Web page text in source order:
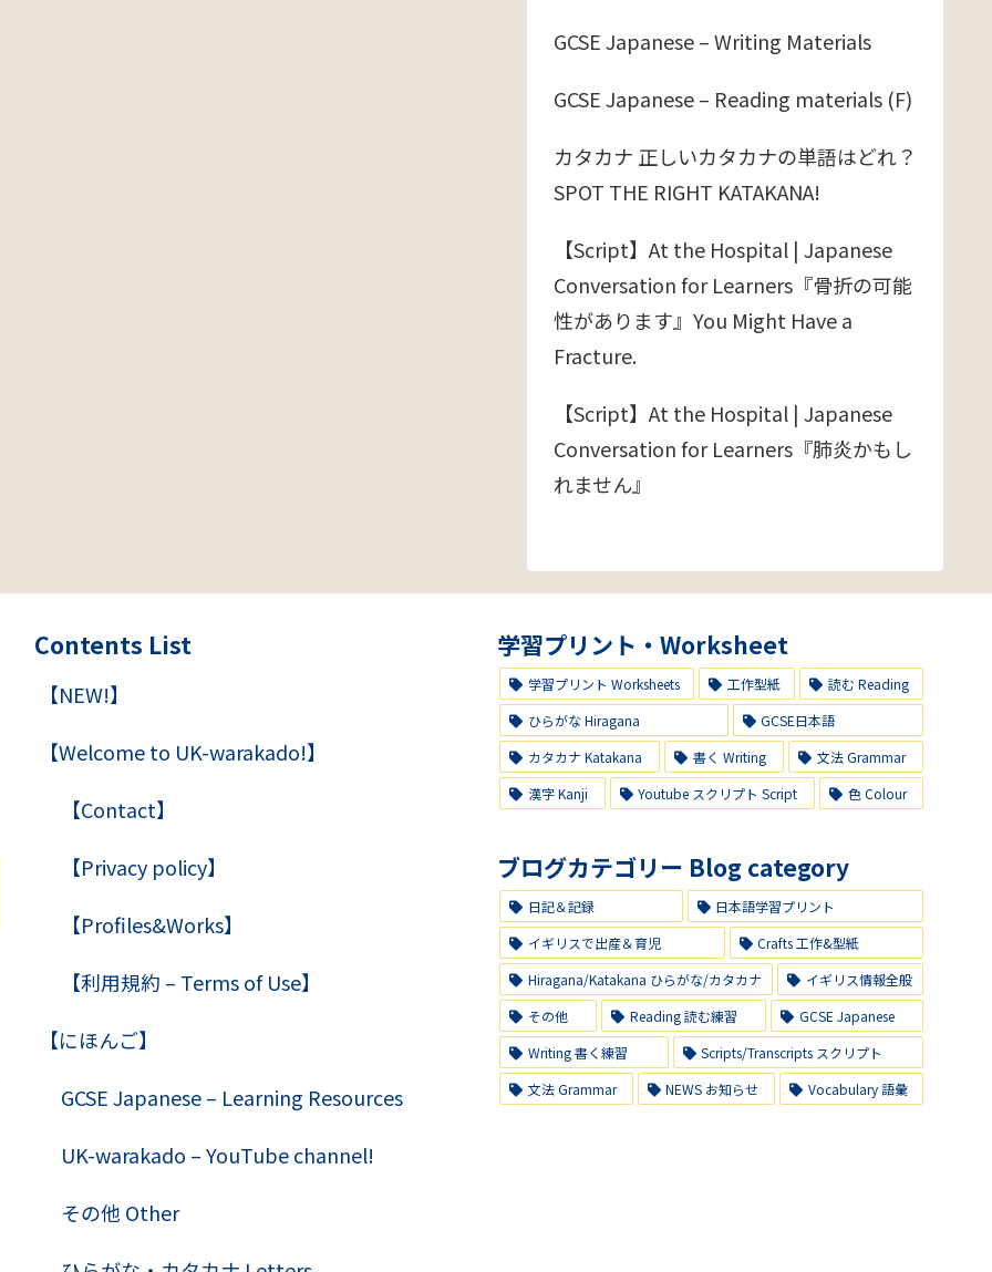
GCSE Japanese – Writing Materials
GCSE Japanese – Reading materials (F)
カタカナ 正しいカタカナの単語はどれ？
SPOT THE RIGHT KATAKANA!
【Script】At the Hospital | Japanese
Conversation for Learners『骨折の可能
性があります』You Might Have a
Fracture.
【Script】At the Hospital | Japanese
Conversation for Learners『肺炎かもし
れません』
Contents List
【NEW!】
【Welcome to UK-warakado!】
【Contact】
【Privacy policy】
【Profiles&Works】
【利用規約 – Terms of Use】
【にほんご】
GCSE Japanese – Learning Resources
UK-warakado – YouTube channel!
その他 Other
学習プリント・Worksheet
学習プリント Worksheets 工作型紙
読む Reading
ひらがな Hiragana
GCSE日本語
カタカナ Katakana
書く Writing
文法 Grammar
漢字 Kanji
Youtube スクリプト Script 色 Colour
ブログカテゴリー Blog category
日記＆記録
日本語学習プリント
イギリスで出産＆育児
Crafts 工作&型紙
Hiragana/Katakana ひらがな/カタカナ
イギリス情報全般
その他
Reading 読む練習
GCSE Japanese
Writing 書く練習
Scripts/Transcripts スクリプト
文法 Grammar
NEWS お知らせ Vocabulary 語彙